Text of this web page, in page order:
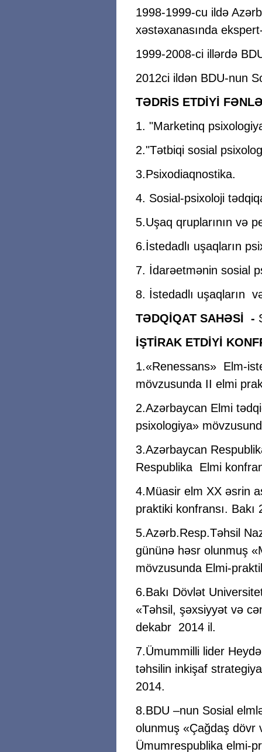
1998-1999-cu ildə
xəstəxanasında
1999-2008-ci illərdə
2012ci ildən BDU-nun
TƏDRİS ETDİYİ
1. "Marketinq
2."Tətbiqi sosial
3.Psixodiaqnostika.
4. Sosial-psixoloji
5.Uşaq qruplarının və
6.İstedadlı uşaqların
7. İdarəetmənin sosial
8. İstedadlı uşaqların
TƏDQİQAT SAHƏSİ -
İŞTİRAK ETDİYİ
1.«Renessans» Elm-
mövzusunda II elmi
2.Azərbaycan Elmi
psixologiya»
3.Azərbaycan
Respublika Elmi
4.Müasir elm XX əsrin
praktiki konfransı. Bakı
5.Azərb.Resp.Təhsil
gününə həsr olunmuş
mövzusunda Elmi-
6.Bakı Dövlət
«Təhsil, şəxsiyyət və
dekabr 2014 il.
7.Ümummilli lider
təhsilin inkişaf
2014.
8.BDU –nun Sosial
olunmuş «Çağdaş dövr
Ümumrespublika elmi-